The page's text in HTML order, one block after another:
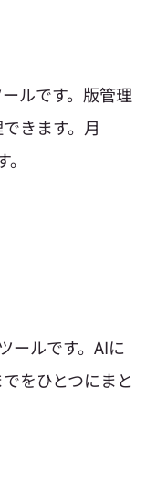
ルです。版管理
きます。月
ールです。AIに
をひとつにまと